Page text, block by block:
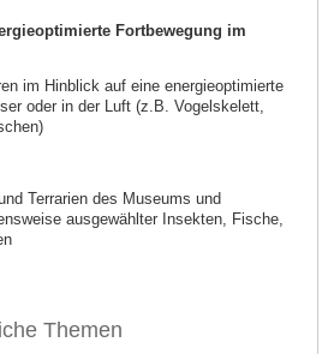
Fortbewegung im
im Hinblick auf eine energieoptimierte
oder in der Luft (z.B. Vogelskelett,
Terrarien des Museums und
ausgewählter Insekten, Fische,
Themen